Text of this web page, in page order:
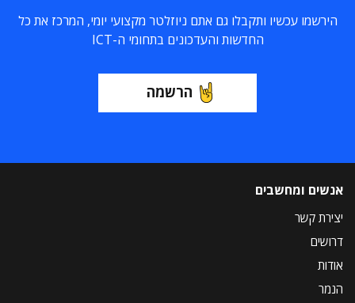
הירשמו עכשיו ותקבלו גם אתם ניוזלטר מקצועי יומי, המרכז את כל
החדשות והעדכונים בתחומי ה-ICT
הרשמה
אנשים ומחשבים
יצירת קשר
דרושים
אודות
הנמר